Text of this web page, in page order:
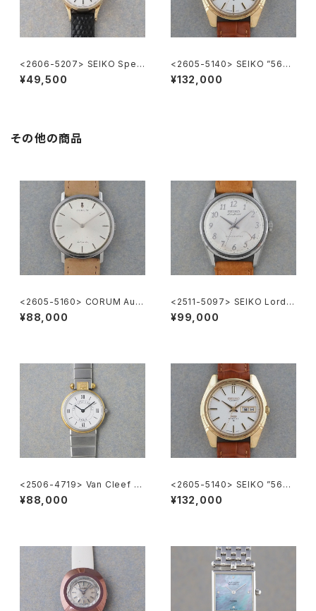
<2606-5207> SEIKO Speci
al
¥49,500
<2605-5140> SEIKO ”56K
S" KING SEIKO
¥132,000
その他の商品
<2605-5160> CORUM Auto
matic
¥88,000
<2511-5097> SEIKO Lord
Marvel
¥99,000
<2506-4719> Van Cleef &
Arpels la collection
¥88,000
<2605-5140> SEIKO ”56K
S" KING SEIKO
¥132,000